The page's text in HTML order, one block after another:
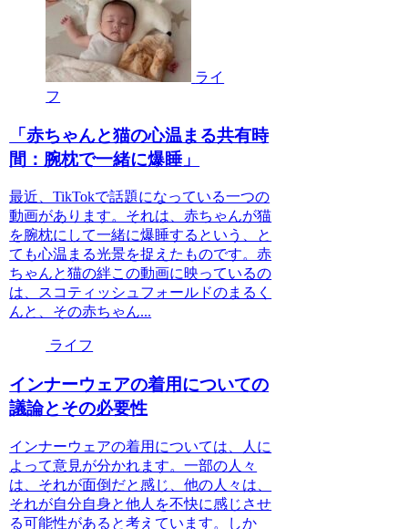
ライ
フ
「赤ちゃんと猫の心温まる共有時
間：腕枕で一緒に爆睡」
最近、TikTokで話題になっている一つの
動画があります。それは、赤ちゃんが猫
を腕枕にして一緒に爆睡するという、と
ても心温まる光景を捉えたものです。赤
ちゃんと猫の絆この動画に映っているの
は、スコティッシュフォールドのまるく
んと、その赤ちゃん...
ライフ
インナーウェアの着用についての
議論とその必要性
インナーウェアの着用については、人に
よって意見が分かれます。一部の人々
は、それが面倒だと感じ、他の人々は、
それが自分自身と他人を不快に感じさせ
る可能性があると考えています。しか